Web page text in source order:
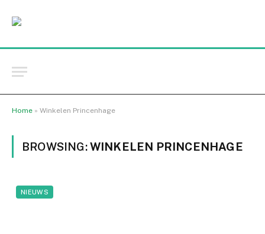
Home » Winkelen Princenhage
BROWSING:WINKELEN PRINCENHAGE
NIEUWS